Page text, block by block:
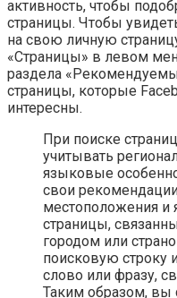
активность, чтобы
страницы. Чтобы
на свою личную
«Страницы» в левом
раздела
страницы, которые
интересны.
При поиске
учитывать
языковые
свои
местоположения и
страницы,
городом или
поисковую строку
слово или фразу,
Таким образом, вы